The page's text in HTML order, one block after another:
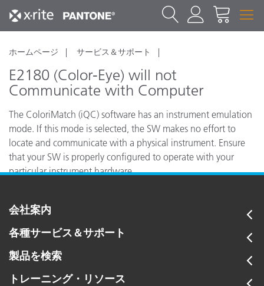
ホームページ サービス＆サポート
E2180 (Color-Eye) will not
Communicate with Computer
The ColoriMatch (iQC) software has an instrument emulation
mode. If this mode is selected, the SW makes no effort to
locate and communicate with a physical instrument. Ensure
that your SW is properly configured to operate with your
particular instrument hardware.
会社案内
各種サービス＆サポート
製品を検索
トレーニング・リソース